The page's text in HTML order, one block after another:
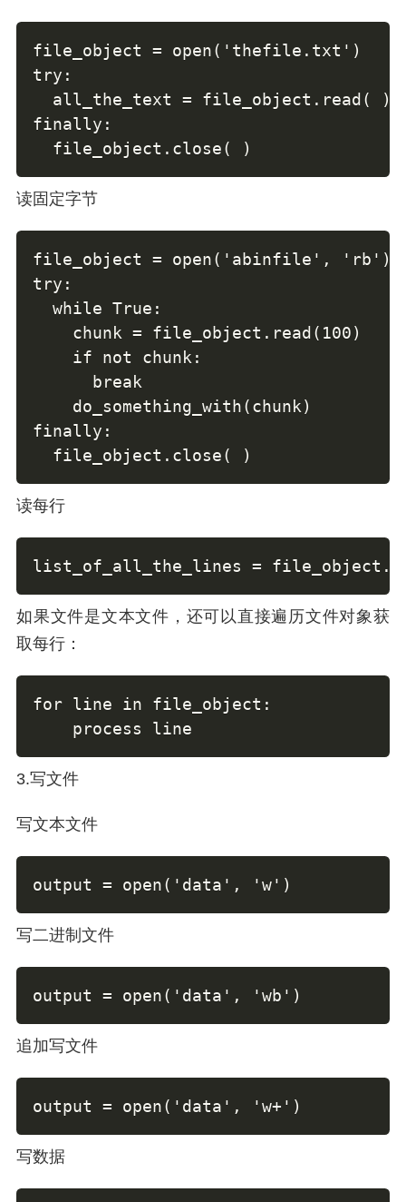
file_object = open('thefile.txt')
try:
all_the_text = file_object.read( )
finally:
file_object.close( )
读固定字节
file_object = open('abinfile', 'rb')
try:
while True:
chunk = file_object.read(100)
if not chunk:
break
do_something_with(chunk)
finally:
file_object.close( )
读每行
list_of_all_the_lines =
如果文件是文本文件，还可以直接遍历文件对象获
取每行：
for line in file_object:
process line
3.写文件
写文本文件
output = open('data', 'w')
写二进制文件
output = open('data', 'wb')
追加写文件
output = open('data', 'w+')
写数据